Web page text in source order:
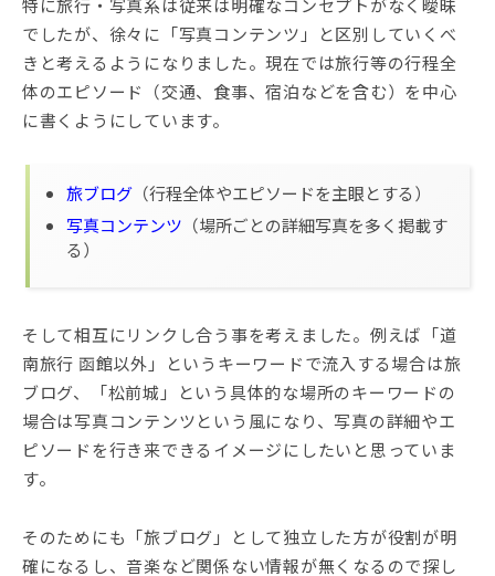
特に旅行・写真系は従来は明確なコンセプトがなく曖昧
でしたが、徐々に「写真コンテンツ」と区別していくべ
きと考えるようになりました。現在では旅行等の行程全
体のエピソード（交通、食事、宿泊などを含む）を中心
に書くようにしています。
旅ブログ（行程全体やエピソードを主眼とする）
写真コンテンツ （場所ごとの詳細写真を多く掲載す
る）
そして相互にリンクし合う事を考えました。例えば「道
南旅行 函館以外」というキーワードで流入する場合は旅
ブログ、「松前城」という具体的な場所のキーワードの
場合は写真コンテンツという風になり、写真の詳細やエ
ピソードを行き来できるイメージにしたいと思っていま
す。
そのためにも「旅ブログ」として独立した方が役割が明
確になるし、音楽など関係ない情報が無くなるので探し